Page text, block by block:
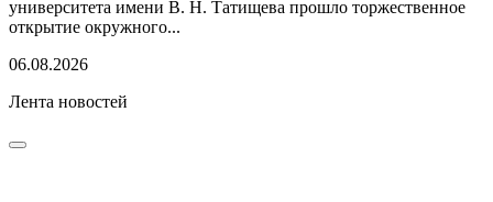
университета имени В. Н. Татищева прошло торжественное
открытие окружного...
06.08.2026
Лента новостей